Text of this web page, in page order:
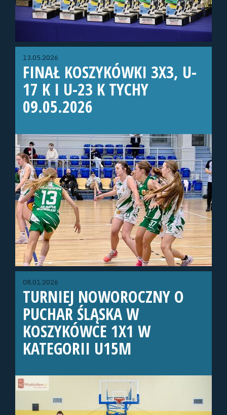
13.05.2026
FINAŁ KOSZYKÓWKI 3X3, U-
17 K I U-23 K TYCHY
09.05.2026
08.01.2026
TURNIEJ NOWOROCZNY O
PUCHAR ŚLĄSKA W
KOSZYKÓWCE 1X1 W
KATEGORII U15M